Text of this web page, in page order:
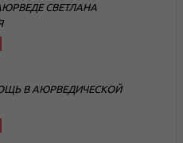
СВЕТЛАНА
В АЮРВЕДИЧЕСКОЙ